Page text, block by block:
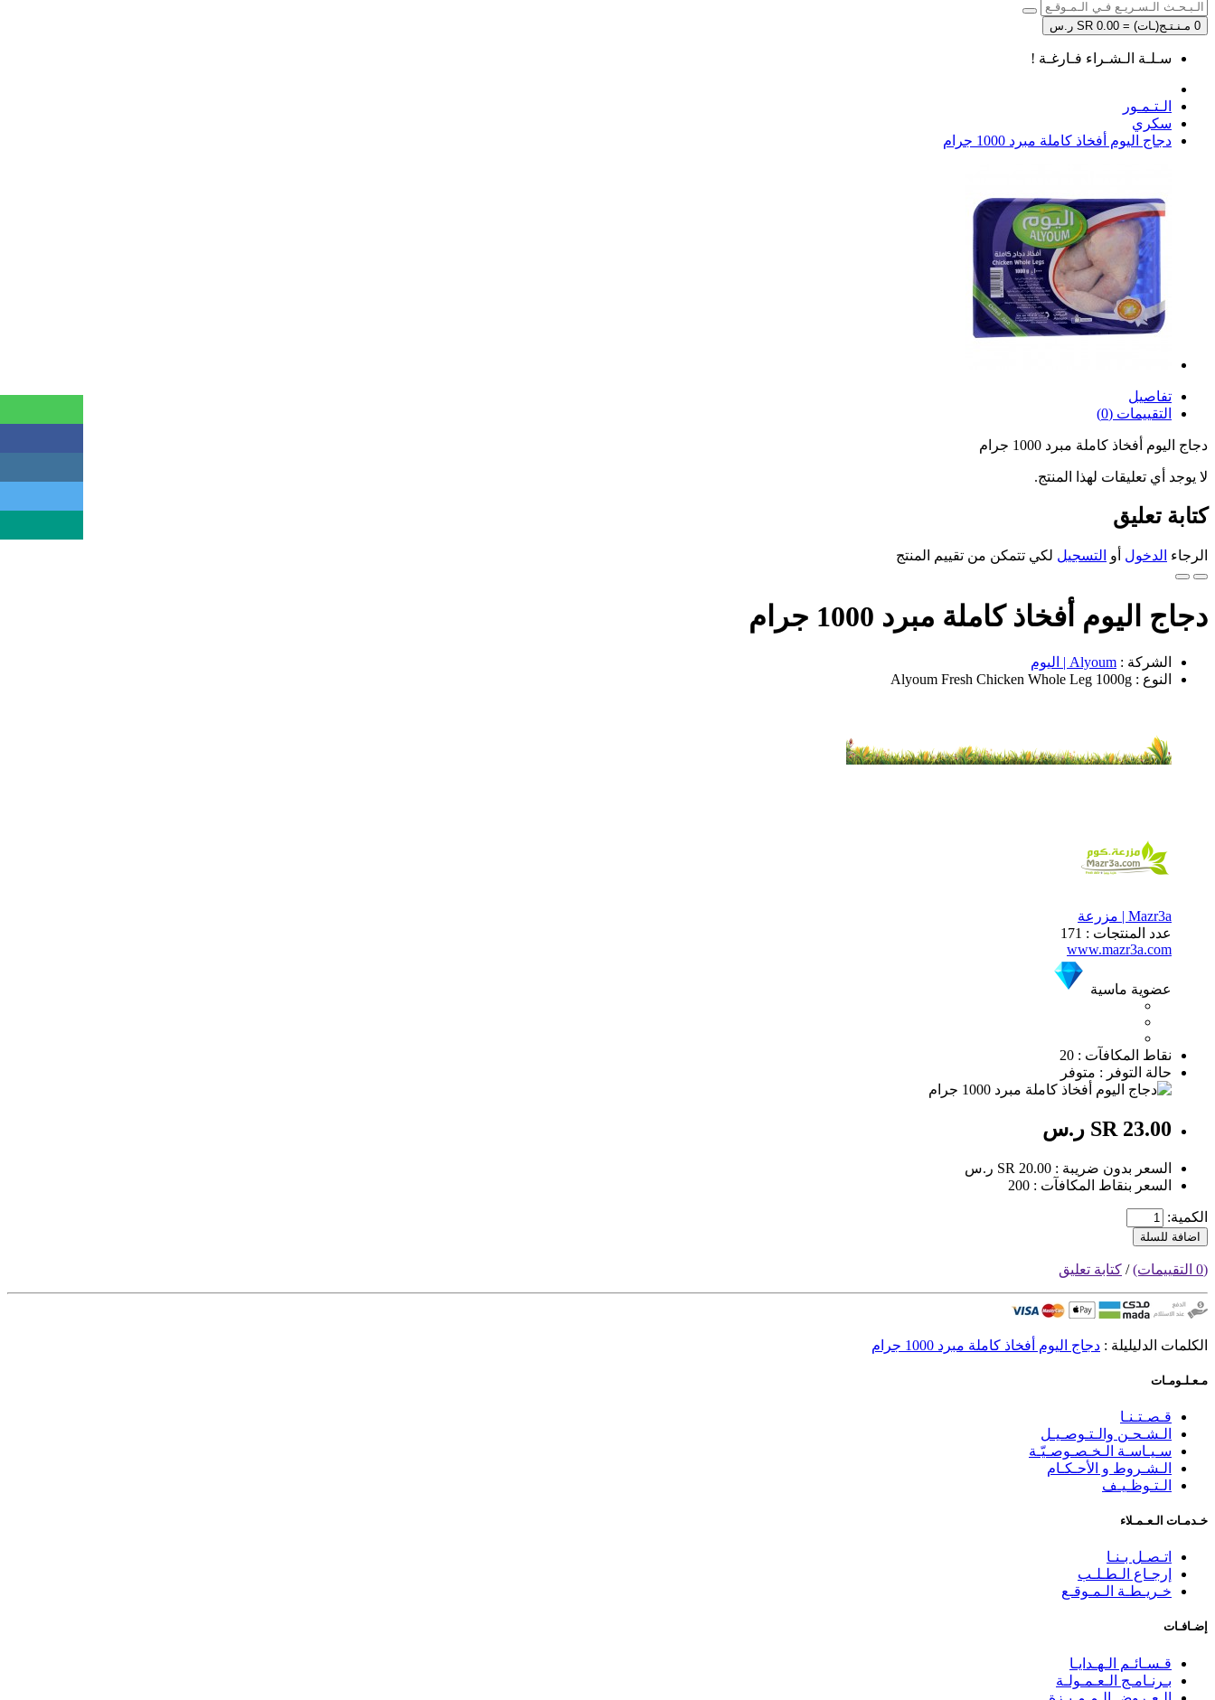
0 مـنـتـج(ـات) = SR 0.00 ر.س
سـلـة الـشـراء فـارغـة !
الـتـمـور
سكري
دجاج اليوم أفخاذ كاملة مبرد 1000 جرام
تفاصيل
التقييمات (0)
دجاج اليوم أفخاذ كاملة مبرد 1000 جرام
لا يوجد أي تعليقات لهذا المنتج.
كتابة تعليق
الرجاء الدخول أو التسجيل لكي تتمكن من تقييم المنتج
دجاج اليوم أفخاذ كاملة مبرد 1000 جرام
الشركة : Alyoum | اليوم
النوع : Alyoum Fresh Chicken Whole Leg 1000g
Mazr3a | مزرعة
عدد المنتجات : 171
www.mazr3a.com
عضوية ماسية
نقاط المكافآت : 20
حالة التوفر : متوفر
SR 23.00 ر.س
السعر بدون ضريبة : SR 20.00 ر.س
السعر بنقاط المكافآت : 200
الكمية:
اضافة للسلة
(0 التقييمات) / كتابة تعليق
الكلمات الدليليلة : دجاج اليوم أفخاذ كاملة مبرد 1000 جرام
مـعـلـومـات
قـصـتـنـا
الـشـحـن والـتـوصـيـل
سـيـاسـة الـخـصـوصـيّـة
الـشـروط و الأحـكـام
الـتـوظـيـف
خـدمـات الـعـمـلاء
اتـصـل بـنـا
إرجـاع الـطـلـب
خـريـطـة الـمـوقـع
إضـافـات
قـسـائـم الـهـدايـا
بـرنـامـج الـعـمـولـة